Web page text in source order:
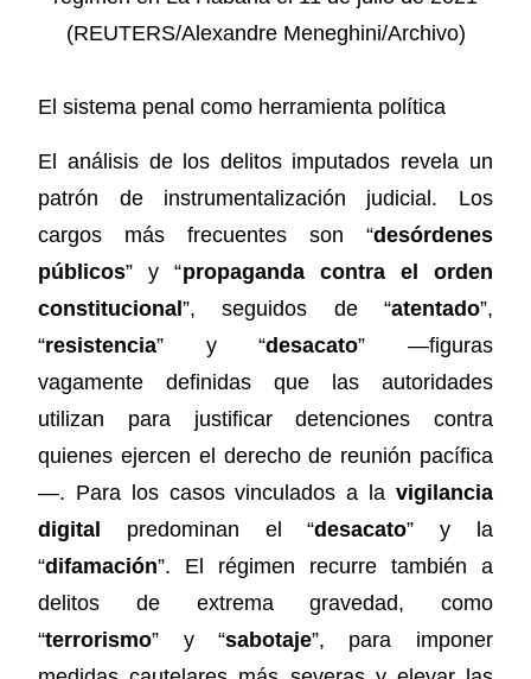
El sistema penal como herramienta política
El análisis de los delitos imputados revela un
patrón de instrumentalización judicial. Los
cargos más frecuentes son “desórdenes
públicos” y “propaganda contra el orden
constitucional”, seguidos de “atentado”,
“resistencia” y “desacato” —figuras
vagamente definidas que las autoridades
utilizan para justificar detenciones contra
quienes ejercen el derecho de reunión pacífica
—. Para los casos vinculados a la vigilancia
digital
predominan el “desacato” y la
“difamación”. El régimen recurre también a
delitos de extrema gravedad, como
“terrorismo” y “sabotaje”, para imponer